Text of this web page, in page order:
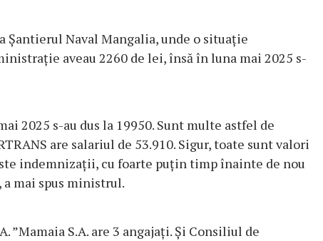
Șantierul Naval Mangalia, unde o situaţie
aveau 2260 de lei, însă în luna mai 2025 s-
2025 s-au dus la 19950. Sunt multe astfel de
are salariul de 53.910. Sigur, toate sunt valori
indemnizaţii, cu foarte puţin timp înainte de nou
a mai spus ministrul.
S.A. are 3 angajaţi. Şi Consiliul de